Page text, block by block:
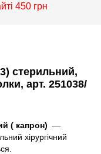
450 грн
стерильний,
арт. 251038/
( капрон) —
хірургічний